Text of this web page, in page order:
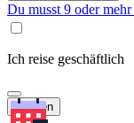
Du musst 9 oder
Ich reise geschäftlich
Suchen